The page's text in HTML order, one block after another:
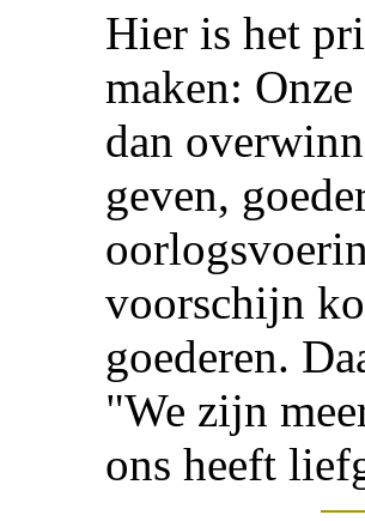
Hier is het
maken:
dan
geven,
voorschijn
goederen.
"We zijn
ons heeft